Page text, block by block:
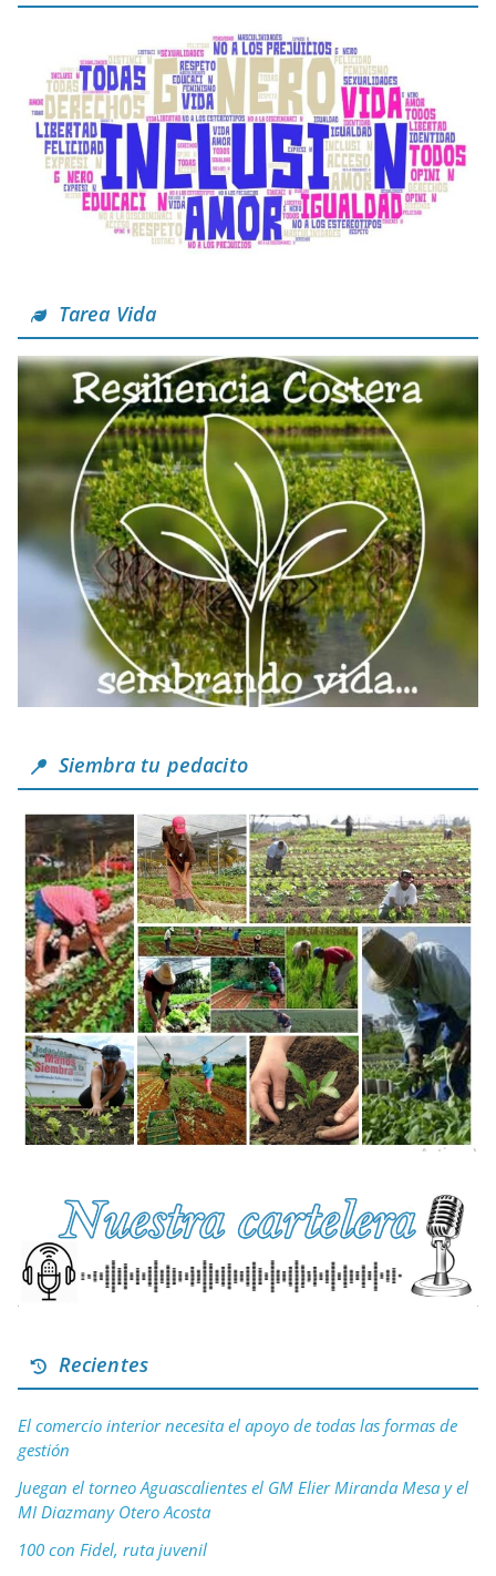
Tarea Vida
Siembra tu pedacito
Recientes
El comercio interior necesita el apoyo de todas las formas de
gestión
Juegan el torneo Aguascalientes el GM Elier Miranda Mesa y el
MI Diazmany Otero Acosta
100 con Fidel, ruta juvenil